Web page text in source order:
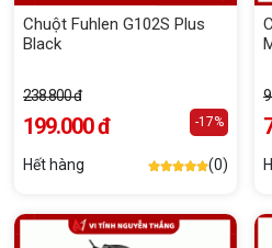
Chuột Fuhlen G102S Plus
Black
238.800 đ
199.000 đ -17%
Hết hàng (0)